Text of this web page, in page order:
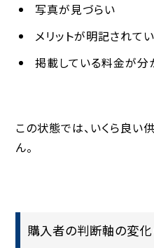
写真が見づらい
メリットが明記されて
掲載している料金が分
この状態では、いくら良
ん。
購入者の判断軸の変化